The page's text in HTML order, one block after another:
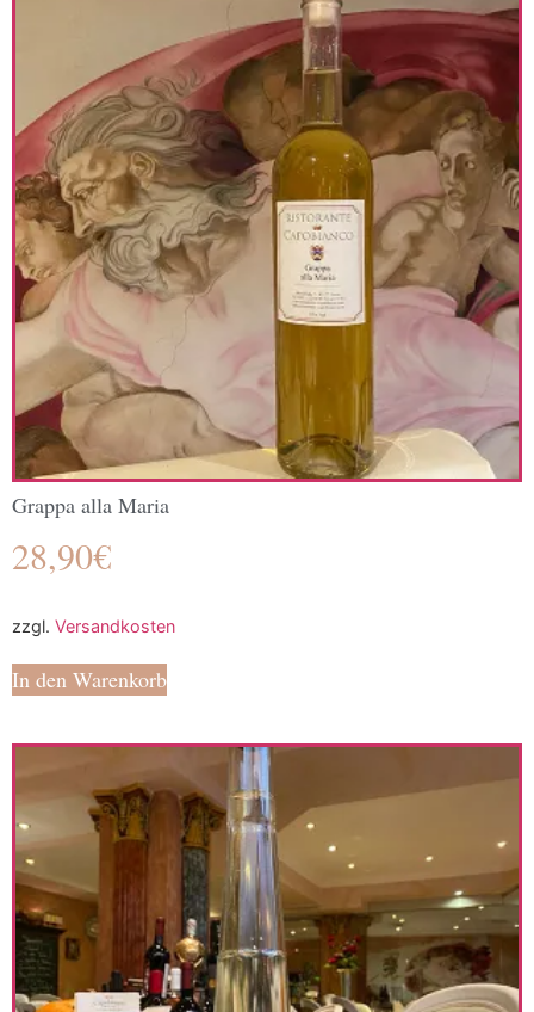
Grappa alla Maria
28,90€
zzgl. Versandkosten
In den Warenkorb